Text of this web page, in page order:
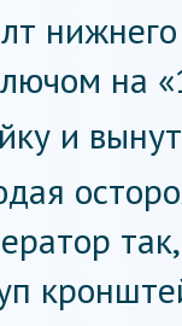
на
и